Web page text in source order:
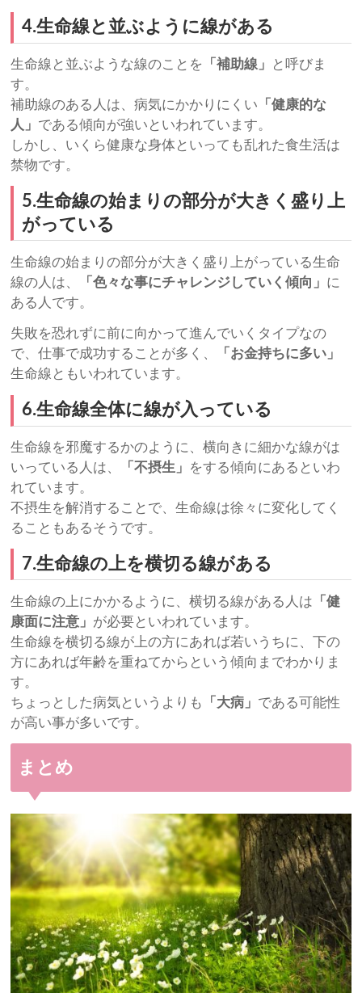
4.生命線と並ぶように線がある
生命線と並ぶような線のことを 「補助線」
と呼びま
す。
補助線のある人は、病気にかかりにくい 「健康的な
人」 である傾向が強いといわれています。
しかし、いくら健康な身体といっても乱れた食生活は
禁物です。
5.生命線の始まりの部分が大きく盛り上
がっている
生命線の始まりの部分が大きく盛り上がっている生命
線の人は、
「色々な事にチャレンジしていく傾向」 に
ある人です。
失敗を恐れずに前に向かって進んでいくタイプなの
で、仕事で成功することが多く、
「お金持ちに多い」
生命線ともいわれています。
6.生命線全体に線が入っている
生命線を邪魔するかのように、横向きに細かな線がは
いっている人は、
「不摂生」 をする傾向にあるといわ
れています。
不摂生を解消することで、生命線は徐々に変化してく
ることもあるそうです。
7.生命線の上を横切る線がある
生命線の上にかかるように、横切る線がある人は 「健
康面に注意」 が必要といわれています。
生命線を横切る線が上の方にあれば若いうちに、下の
方にあれば年齢を重ねてからという傾向までわかりま
す。
ちょっとした病気というよりも
「大病」 である可能性
が高い事が多いです。
まとめ